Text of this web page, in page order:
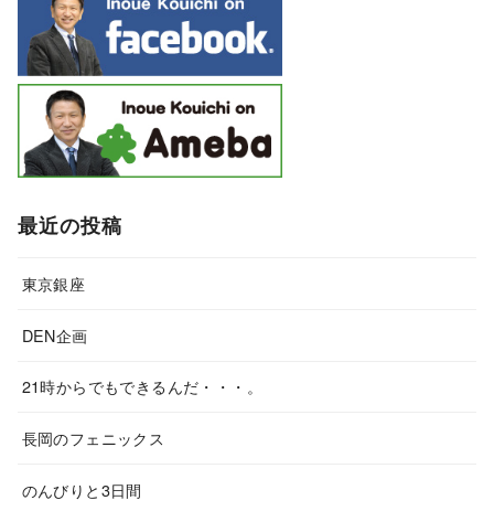
最近の投稿
東京銀座
DEN企画
21時からでもできるんだ・・・。
長岡のフェニックス
のんびりと3日間